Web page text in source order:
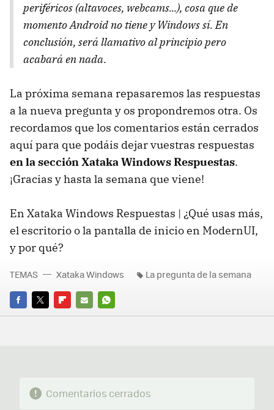
periféricos (altavoces, webcams...), cosa que de
momento Android no tiene y Windows sí. En
conclusión, será llamativo al principio pero
acabará en nada.
La próxima semana repasaremos las respuestas
a la nueva pregunta y os propondremos otra. Os
recordamos que los comentarios están cerrados
aquí para que podáis dejar vuestras respuestas
en la sección Xataka Windows Respuestas.
¡Gracias y hasta la semana que viene!
En Xataka Windows Respuestas | ¿Qué usas más,
el escritorio o la pantalla de inicio en ModernUI,
y por qué?
FACEBOOK
TWITTERFLIPBOARD
E-
WHATSAPP
TEMAS Xataka Windows La pregunta de la semana
Comentarios cerrados